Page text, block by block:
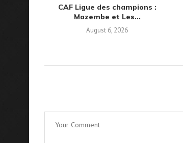
CAF Ligue des champions :
Mazembe et Les...
August 6, 2026